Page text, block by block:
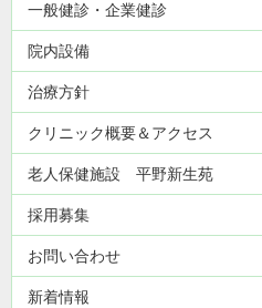
一般健診・企業健診
院内設備
治療方針
クリニック概要＆アクセス
老人保健施設 平野新生苑
採用募集
お問い合わせ
新着情報